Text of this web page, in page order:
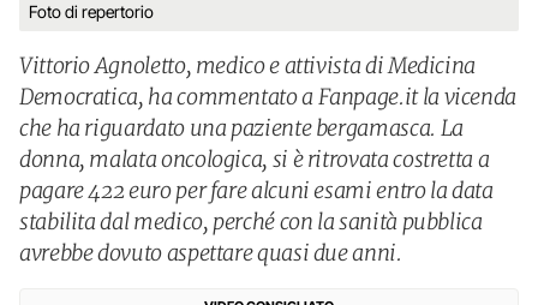
Foto di repertorio
Vittorio Agnoletto, medico e attivista di Medicina
Democratica, ha commentato a Fanpage.it la vicenda
che ha riguardato una paziente bergamasca. La
donna, malata oncologica, si è ritrovata costretta a
pagare 422 euro per fare alcuni esami entro la data
stabilita dal medico, perché con la sanità pubblica
avrebbe dovuto aspettare quasi due anni.